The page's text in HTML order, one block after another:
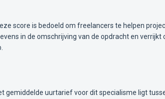
score is bedoeld om freelancers te helpen
in de omschrijving van de opdracht en
gemiddelde uurtarief voor dit specialisme ligt